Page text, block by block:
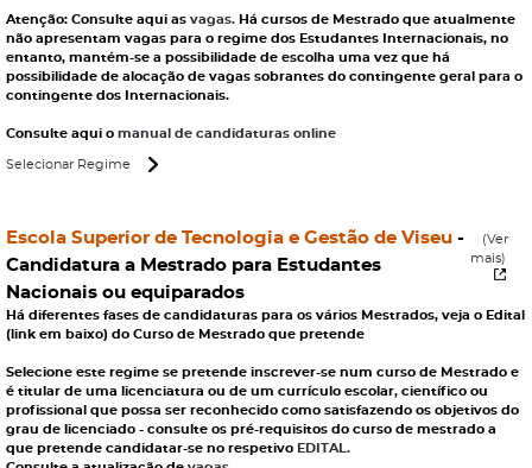
Atenção: Consulte aqui as vagas. Há cursos de Mestrado que atualmente
não apresentam vagas para o regime dos Estudantes Internacionais, no
entanto, mantém-se a possibilidade de escolha uma vez que há
possibilidade de alocação de vagas sobrantes do contingente geral para o
contingente dos Internacionais.
Consulte aqui o manual de candidaturas online
Selecionar Regime
Escola Superior de Tecnologia e Gestão de Viseu -
Candidatura a Mestrado para Estudantes
Nacionais ou equiparados
(Ver
mais)
Há diferentes fases de candidaturas para os vários Mestrados, veja o Edital
(link em baixo) do Curso de Mestrado que pretende
Selecione este regime se pretende inscrever-se num curso de Mestrado e
é titular de uma licenciatura ou de um currículo escolar, científico ou
profissional que possa ser reconhecido como satisfazendo os objetivos do
grau de licenciado - consulte os pré-requisitos do curso de mestrado a
que pretende candidatar-se no respetivo EDITAL.